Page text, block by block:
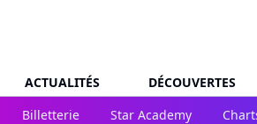
ACTUALITÉS DÉCOUVERTES
Billetterie
Star Academy